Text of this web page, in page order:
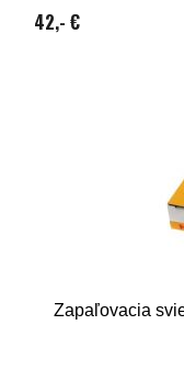
42,- €
Zapaľovacia